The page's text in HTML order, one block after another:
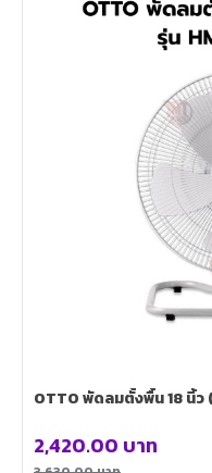
OTTO พัดลมตั้งพื้น 18 นิ้ว
2,420.00 บาท